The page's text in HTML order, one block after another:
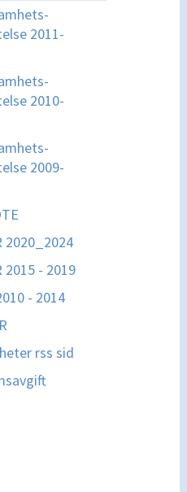
2011-
2010-
2009-
2020_2024
2015 - 2019
- 2014
rss sid